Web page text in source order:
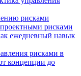
рисками
рисками
ежедневный навык
рисками в
концепции до